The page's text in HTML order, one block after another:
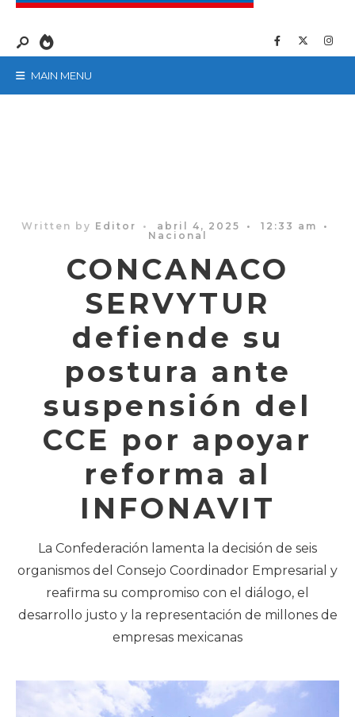
MAIN MENU
Written by Editor • abril 4, 2025 • 12:33 am
•
Nacional
CONCANACO
SERVYTUR
defiende su
postura ante
suspensión del
CCE por apoyar
reforma al
INFONAVIT
La Confederación lamenta la decisión de seis
organismos del Consejo Coordinador Empresarial y
reafirma su compromiso con el diálogo, el
desarrollo justo y la representación de millones de
empresas mexicanas